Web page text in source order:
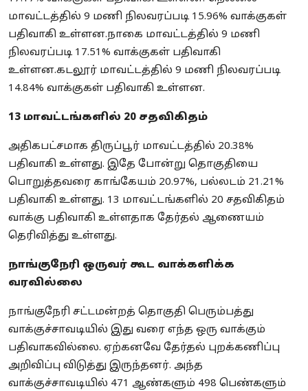
மாவட்டத்தில் 9 மணி நிலவரப்படி 15.96% வாக்குகள்
பதிவாகி உள்ளன.நாகை மாவட்டத்தில் 9 மணி
நிலவரப்படி 17.51% வாக்குகள் பதிவாகி
உள்ளன.கடலூர் மாவட்டத்தில் 9 மணி நிலவரப்படி
14.84% வாக்குகள் பதிவாகி உள்ளன.
13 மாவட்டங்களில் 20 சதவிகிதம்
அதிகபட்சமாக திருப்பூர் மாவட்டத்தில் 20.38%
பதிவாகி உள்ளது. இதே போன்று தொகுதியை
பொறுத்தவரை காங்கேயம் 20.97%, பல்லடம் 21.21%
பதிவாகி உள்ளது. 13 மாவட்டங்களில் 20 சதவிகிதம்
வாக்கு பதிவாகி உள்ளதாக தேர்தல் ஆணையம்
தெரிவித்து உள்ளது.
நாங்குநேரி ஒருவர் கூட வாக்களிக்க
வரவில்லை
நாங்குநேரி சட்டமன்றத் தொகுதி பெரும்பத்து
வாக்குச்சாவடியில் இது வரை எந்த ஒரு வாக்கும்
பதிவாகவில்லை. ஏற்கனவே தேர்தல் புறக்கணிப்பு
அறிவிப்பு விடுத்து இருந்தனர். அந்த
வாக்குச்சாவடியில் 471 ஆண்களும் 498 பெண்களும்